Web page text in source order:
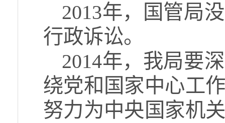
2013年，国管局
行政诉讼。
2014年，我局要
绕党和国家中心工
努力为中央国家机